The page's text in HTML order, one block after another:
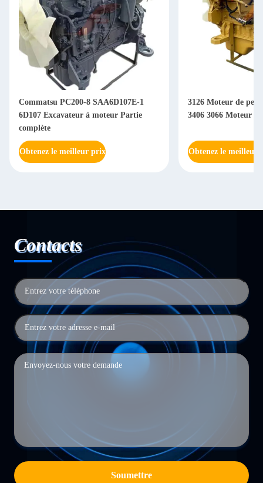
Commatsu PC200-8 SAA6D107E-1
6D107 Excavateur à moteur Partie
complète
Obtenez le meilleur prix
3126 Moteur de
3406 3066 Moteur
Obtenez le meilleur
Contacts
Soumettre